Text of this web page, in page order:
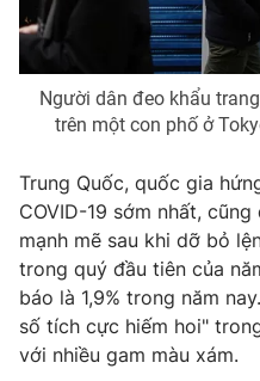
Video
VTV Money
Thị trường 24h
VTV4
VTV9
Người dân đeo khẩu
trên một con phố ở
Trung Quốc, quốc gia
COVID-19 sớm nhất,
mạnh mẽ sau khi dỡ bỏ
trong quý đầu tiên của
báo là 1,9% trong năm
số tích cực hiếm hoi"
với nhiều gam màu xám.